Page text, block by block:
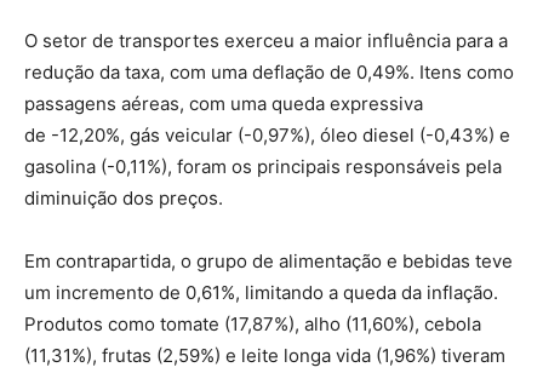
O setor de transportes exerceu a maior influência para a
redução da taxa, com uma deflação de 0,49%. Itens como
passagens aéreas, com uma queda expressiva
de -12,20%, gás veicular (-0,97%), óleo diesel (-0,43%) e
gasolina (-0,11%), foram os principais responsáveis pela
diminuição dos preços.
Em contrapartida, o grupo de alimentação e bebidas teve
um incremento de 0,61%, limitando a queda da inflação.
Produtos como tomate (17,87%), alho (11,60%), cebola
(11,31%), frutas (2,59%) e leite longa vida (1,96%) tiveram